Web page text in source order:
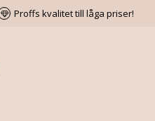
Proffs kvalitet till låga priser!